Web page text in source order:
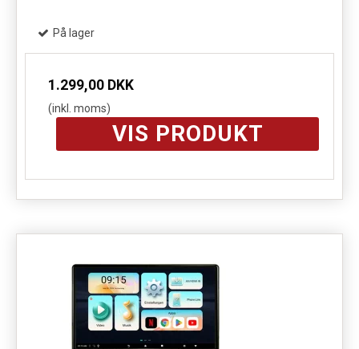
På lager
1.299,00 DKK
(inkl. moms)
VIS PRODUKT